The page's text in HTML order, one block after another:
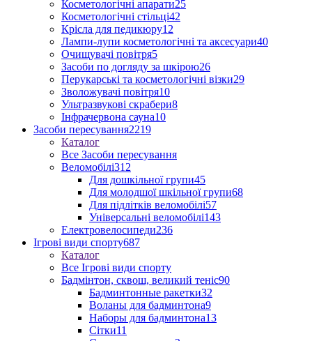
Косметологічні апарати25
Косметологічні стільці42
Крісла для педикюру12
Лампи-лупи косметологічні та аксесуари40
Очищувачі повітря5
Засоби по догляду за шкірою26
Перукарські та косметологічні візки29
Зволожувачі повітря10
Ультразвукові скрабери8
Інфрачервона сауна10
Засоби пересування2219
Каталог
Все Засоби пересування
Веломобілі312
Для дошкільної групи45
Для молодшої шкільної групи68
Для підлітків веломобілі57
Універсальні веломобілі143
Електровелосипеди236
Ігрові види спорту687
Каталог
Все Ігрові види спорту
Бадмінтон, сквош, великий теніс90
Бадминтонные ракетки32
Воланы для бадминтона9
Наборы для бадминтона13
Сітки11